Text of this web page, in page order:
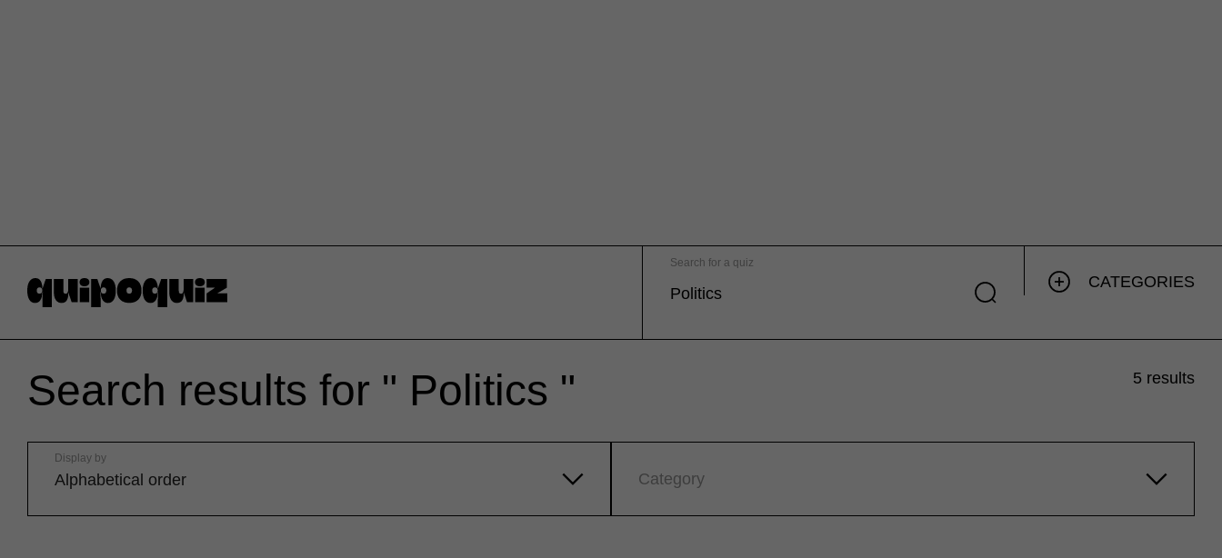
Search for a quiz
CATEGORIES
Search results for " Politics " 5 results
Alphabetical order
Display by
Category